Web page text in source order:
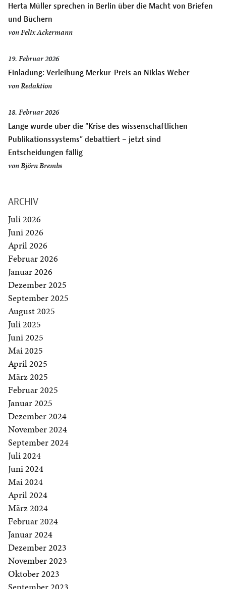
Herta Müller sprechen in Berlin über die Macht von Briefen
und Büchern
vonFelix Ackermann
19. Februar 2026
Einladung: Verleihung Merkur-Preis an Niklas Weber
vonRedaktion
18. Februar 2026
Lange wurde über die “Krise des wissenschaftlichen
Publikationssystems” debattiert – jetzt sind
Entscheidungen fällig
vonBjörn Brembs
ARCHIV
Juli 2026
Juni 2026
April 2026
Februar 2026
Januar 2026
Dezember 2025
September 2025
August 2025
Juli 2025
Juni 2025
Mai 2025
April 2025
März 2025
Februar 2025
Januar 2025
Dezember 2024
November 2024
September 2024
Juli 2024
Juni 2024
Mai 2024
April 2024
März 2024
Februar 2024
Januar 2024
Dezember 2023
November 2023
Oktober 2023